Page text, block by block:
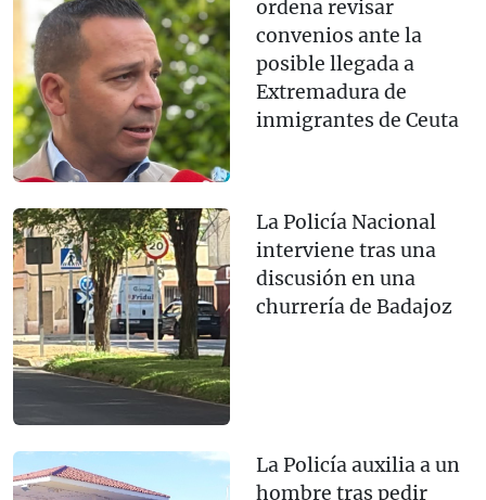
ordena revisar
convenios ante la
posible llegada a
Extremadura de
inmigrantes de Ceuta
La Policía Nacional
interviene tras una
discusión en una
churrería de Badajoz
La Policía auxilia a un
hombre tras pedir